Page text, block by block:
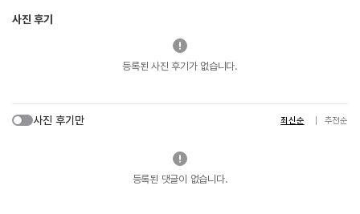
사진 후기
등록된 사진 후기가 없습니다.
사진 후기만 최신순 추천순
등록된 댓글이 없습니다.